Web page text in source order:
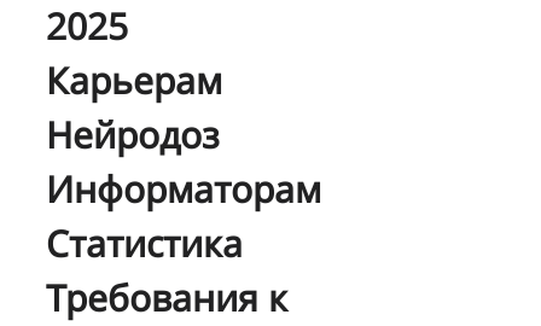
2025
Карьерам
Нейродоз
Информаторам
Статистика
Требования к